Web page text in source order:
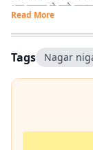
आम जनता से जुड़े
Read More
Tags Nagar